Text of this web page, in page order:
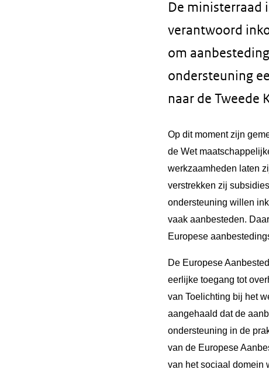
De ministerraad
verantwoord
om
ondersteuning
naar de Tweede
Op dit moment zijn
de Wet
werkzaamheden laten
verstrekken zij
ondersteuning willen
vaak aanbesteden.
Europese
De Europese
eerlijke toegang tot
van Toelichting bij het
aangehaald dat de
ondersteuning in de
van de Europese
van het sociaal domein